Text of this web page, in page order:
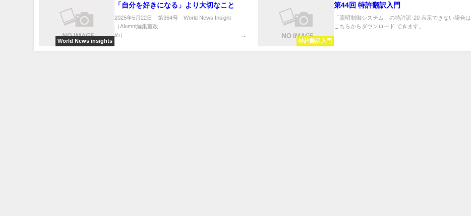
World News insights
「自分を好きになる」より大切なこと
2025年5月22日 第364号 World News Insight
（Alumni編集室改
め） ...
特許翻訳入門
第44回 特許翻訳入門
「照明制御システム」の特許訳-20 表示できない場合は
こちらからダウンロード できます。...